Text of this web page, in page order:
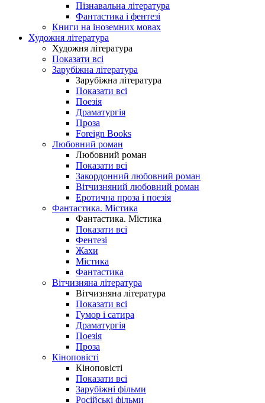
Пізнавальна література
Фантастика і фентезі
Книги на іноземних мовах
Художня література
Художня література
Показати всі
Зарубіжна література
Зарубіжна література
Показати всі
Поезія
Драматургія
Проза
Foreign Books
Любовний роман
Любовний роман
Показати всі
Закордонний любовний роман
Вітчизняний любовний роман
Еротична проза і поезія
Фантастика. Містика
Фантастика. Містика
Показати всі
Фентезі
Жахи
Містика
Фантастика
Вітчизняна література
Вітчизняна література
Показати всі
Гумор і сатира
Драматургія
Поезія
Проза
Кіноповісті
Кіноповісті
Показати всі
Зарубіжні фільми
Російські фільми